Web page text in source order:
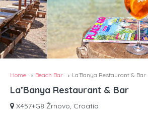
Home Beach Bar La’Banya Restaurant & Bar
La’Banya Restaurant & Bar
X457+G8 Žrnovo, Croatia